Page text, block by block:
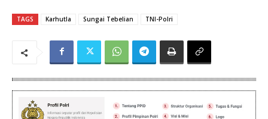
TAGS Karhutla Sungai Tebelian TNI-Polri